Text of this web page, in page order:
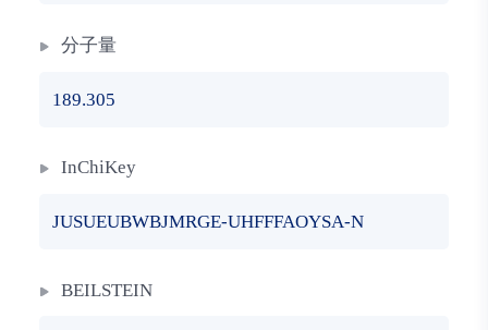
分子量
189.305
InChiKey
JUSUEUBWBJMRGE-UHFFFAOYSA-N
BEILSTEIN